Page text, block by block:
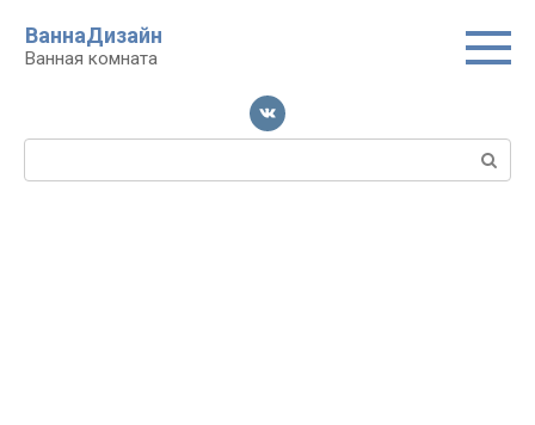
контенту
ВаннаДизайн
Ванная комната
Поиск: